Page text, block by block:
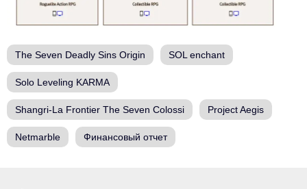
The Seven Deadly Sins Origin SOL enchant
Solo Leveling KARMA
Shangri-La Frontier The Seven Colossi Project Aegis
Netmarble Финансовый отчет